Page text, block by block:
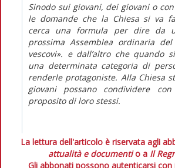
Sinodo sui giovani, dei giovani o
le domande che la Chiesa si va
cerca una formula per dire da
prossima Assemblea ordinaria
vescovi». e dall’altro che quando
una determinata categoria di
renderle protagoniste. Alla Chiesa
giovani possano condividere
proposito di loro stessi.
La lettura dell'articolo è riservata agli
attualità e documentio a Il
Gli abbonati possono autenticarsi